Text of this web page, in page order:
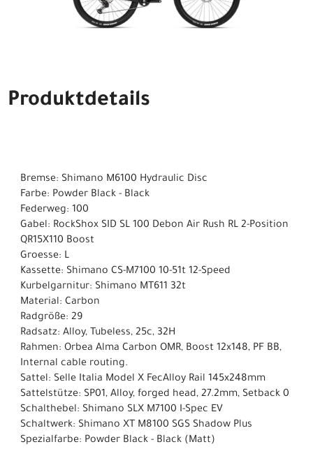
Produktdetails
Bremse: Shimano M6100 Hydraulic Disc
Farbe: Powder Black - Black
Federweg: 100
Gabel: RockShox SID SL 100 Debon Air Rush RL 2-Position
QR15X110 Boost
Groesse: L
Kassette: Shimano CS-M7100 10-51t 12-Speed
Kurbelgarnitur: Shimano MT611 32t
Material: Carbon
Radgröße: 29
Radsatz: Alloy, Tubeless, 25c, 32H
Rahmen: Orbea Alma Carbon OMR, Boost 12x148, PF BB,
Internal cable routing.
Sattel: Selle Italia Model X FecAlloy Rail 145x248mm
Sattelstütze: SP01, Alloy, forged head, 27.2mm, Setback 0
Schalthebel: Shimano SLX M7100 I-Spec EV
Schaltwerk: Shimano XT M8100 SGS Shadow Plus
Spezialfarbe: Powder Black - Black (Matt)